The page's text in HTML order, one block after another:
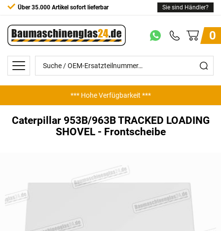
Über 35.000 Artikel sofort lieferbar Sie sind Händler?
0
*** Hohe Verfügbarkeit ***
*** Günstige Preise ***
Caterpillar 953B/963B TRACKED LOADING
SHOVEL - Frontscheibe